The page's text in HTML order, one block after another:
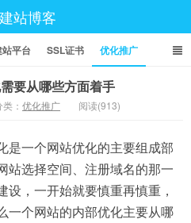
站博客
站平台 SSL证书 优化推广
要从哪些方面着手
： 优化推广 阅读(913)
是一个网站优化的主要组成部
站选择空间、注册域名的那一
，一开始就要慎重再慎重，
一个网站的内部优化主要从哪